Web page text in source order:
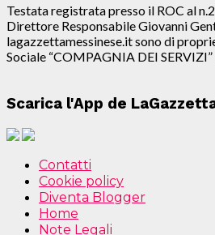
Testata registrata presso il ROC al
Direttore Responsabile Giovanni
lagazzettamessinese.it sono di
Sociale “COMPAGNIA DEI
Scarica l'App de
Contatti
Cookie policy
Diventa Blogger
Home
Note Legali